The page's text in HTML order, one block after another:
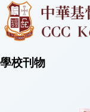
學校刊物